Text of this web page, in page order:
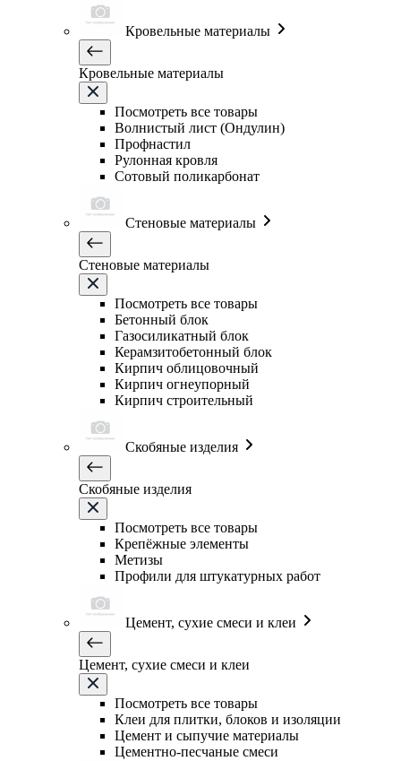
Кровельные материалы
Кровельные материалы
Посмотреть все товары
Волнистый лист (Ондулин)
Профнастил
Рулонная кровля
Сотовый поликарбонат
Стеновые материалы
Стеновые материалы
Посмотреть все товары
Бетонный блок
Газосиликатный блок
Керамзитобетонный блок
Кирпич облицовочный
Кирпич огнеупорный
Кирпич строительный
Скобяные изделия
Скобяные изделия
Посмотреть все товары
Крепёжные элементы
Метизы
Профили для штукатурных работ
Цемент, сухие смеси и клеи
Цемент, сухие смеси и клеи
Посмотреть все товары
Клеи для плитки, блоков и изоляции
Цемент и сыпучие материалы
Цементно-песчаные смеси